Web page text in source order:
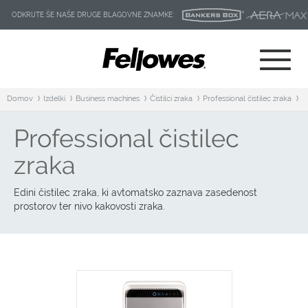
ODKRIJTE ŠE NAŠE DRUGE BLAGOVNE ZNAMKE:
Domov Izdelki Business machines Čistilci zraka Professional čistilec zraka
Professional čistilec
zraka
Edini čistilec zraka, ki avtomatsko zaznava zasedenost
prostorov ter nivo kakovosti zraka.